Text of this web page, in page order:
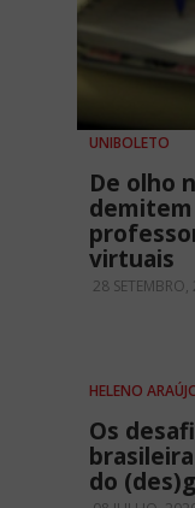
UNIBOLETO
De olho
virtuais
28
HELENO
Os
do